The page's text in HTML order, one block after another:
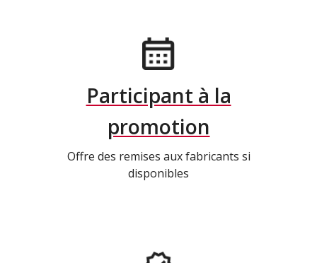
Participant à la
promotion
Offre des remises aux fabricants si
disponibles